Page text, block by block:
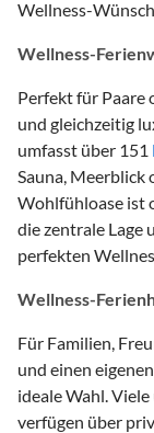
Wellness-
Wellness-
Perfekt für Paare
und gleichzeitig
umfasst über 151
Sauna, Meerblick
Wohlfühloase ist
die zentrale Lage
perfekten
Wellness-
Für Familien,
und einen
ideale Wahl.
verfügen über